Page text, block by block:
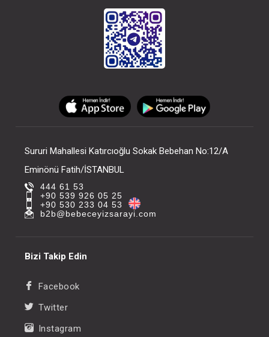
Sururi Mahallesi Katırcıoğlu Sokak Bebehan No:12/A
Eminönü Fatih/İSTANBUL
444 61 53
+90 539 926 05 25
+90 530 233 04 53
b2b@bebeceyizsarayi.com
Bizi Takip Edin
Facebook
Twitter
Instagram